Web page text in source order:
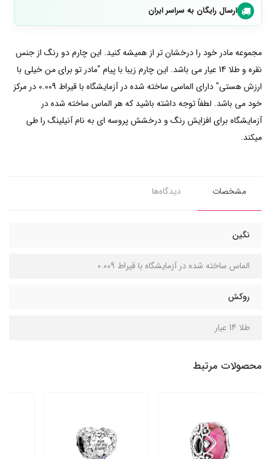
ارسال رایگان به سراسر ایران
مجموعه مادر خود را درخشان تر از همیشه کنید. این چارم دو رنگ از جنس
نقره و طلا 14 عیار می باشد. این چارم زیبا با پیام "مادر تو برای من خیلی با
ارزش هستی" دارای الماسی ساخته شده در آزمایشگاه با قیراط 0.009 در مرکز
خود می باشد. لطفاً توجه داشته باشید که هر الماس ساخته شده در
آزمایشگاه برای افزایش رنگ و درخشش پروسه ای به نام آنیلینگ را طی
میکند.
مشخصات دیدگاه‌ها
نگین
الماس ساخته شده در آزمایشگاه با قیراط 0.009
روکش
طلا 14 عیار
محصولات مرتبط